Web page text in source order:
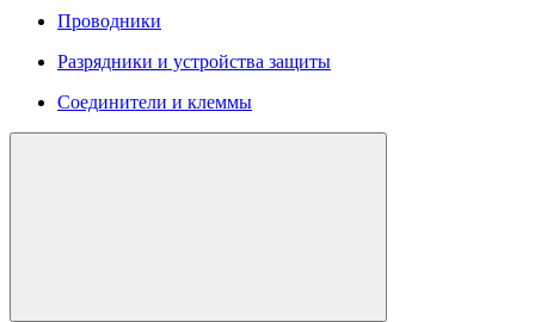
Проводники
Разрядники и устройства защиты
Соединители и клеммы